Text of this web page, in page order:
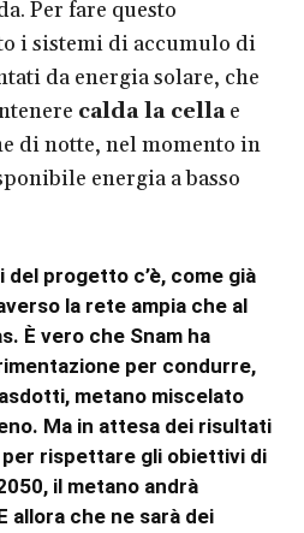
Per fare questo
i sistemi di accumulo di
da energia solare, che
calda la cellae
di notte, nel momento in
energia a basso
progetto c’è, come già
la rete ampia che al
È vero che Snam ha
per condurre,
metano miscelato
Ma in attesa dei risultati
rispettare gli obiettivi di
il metano andrà
allora che ne sarà dei